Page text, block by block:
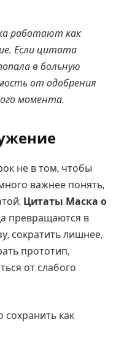
работают как
Если цитата
в больную
от одобрения
момента.
не в том, чтобы
важнее понять,
Цитаты Маска о
превращаются в
сократить лишнее,
прототип,
от слабого
сохранить как